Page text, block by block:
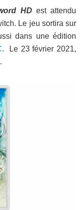
HD est attendu
Le jeu sortira sur
dans une édition
. Le 23 février 2021,